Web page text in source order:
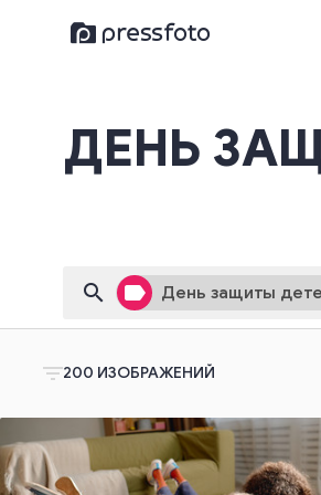
ДЕНЬ
search label День защиты
Вставьте
filter_list200 ИЗОБРАЖЕНИЙ